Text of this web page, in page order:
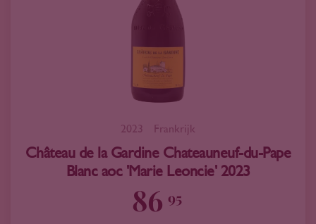
2023 Frankrijk
Château de la Gardine Chateauneuf-du-Pape
Blanc aoc 'Marie Leoncie' 2023
86 95